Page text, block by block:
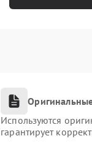
Используются
гарантирует